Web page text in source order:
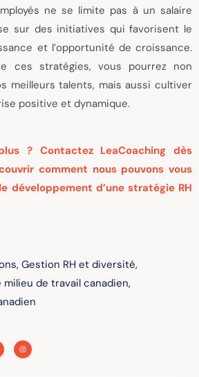
ne se limite pas à un salaire
sur des initiatives qui favorisent le
et l’opportunité de croissance.
ces stratégies, vous pourrez non
meilleurs talents, mais aussi cultiver
positive et dynamique.
? Contactez LeaCoaching dès
comment nous pouvons vous
développement d’une stratégie RH
, Gestion RH et diversité,
de travail canadien,